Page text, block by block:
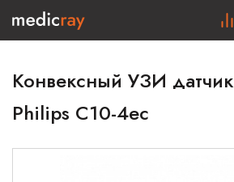
Конвексный УЗИ датчик
Philips С10-4ес